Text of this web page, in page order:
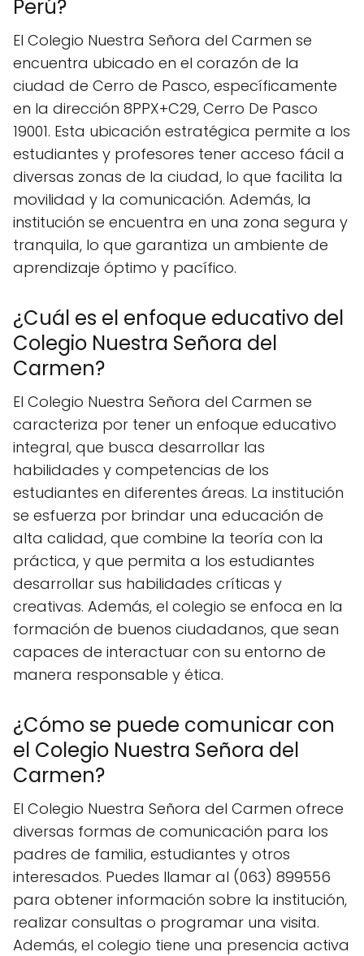
Perú?
El Colegio Nuestra Señora del Carmen se
encuentra ubicado en el corazón de la
ciudad de Cerro de Pasco, específicamente
en la dirección 8PPX+C29, Cerro De Pasco
19001. Esta ubicación estratégica permite a los
estudiantes y profesores tener acceso fácil a
diversas zonas de la ciudad, lo que facilita la
movilidad y la comunicación. Además, la
institución se encuentra en una zona segura y
tranquila, lo que garantiza un ambiente de
aprendizaje óptimo y pacífico.
¿Cuál es el enfoque educativo del
Colegio Nuestra Señora del
Carmen?
El Colegio Nuestra Señora del Carmen se
caracteriza por tener un enfoque educativo
integral, que busca desarrollar las
habilidades y competencias de los
estudiantes en diferentes áreas. La institución
se esfuerza por brindar una educación de
alta calidad, que combine la teoría con la
práctica, y que permita a los estudiantes
desarrollar sus habilidades críticas y
creativas. Además, el colegio se enfoca en la
formación de buenos ciudadanos, que sean
capaces de interactuar con su entorno de
manera responsable y ética.
¿Cómo se puede comunicar con
el Colegio Nuestra Señora del
Carmen?
El Colegio Nuestra Señora del Carmen ofrece
diversas formas de comunicación para los
padres de familia, estudiantes y otros
interesados. Puedes llamar al (063) 899556
para obtener información sobre la institución,
realizar consultas o programar una visita.
Además, el colegio tiene una presencia activa